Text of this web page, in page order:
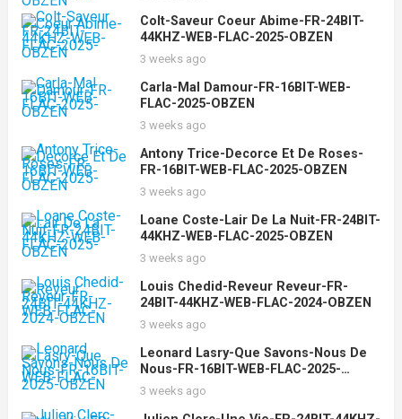
Colt-Saveur Coeur Abime-FR-24BIT-
44KHZ-WEB-FLAC-2025-OBZEN
3 weeks ago
Carla-Mal Damour-FR-16BIT-WEB-
FLAC-2025-OBZEN
3 weeks ago
Antony Trice-Decorce Et De Roses-
FR-16BIT-WEB-FLAC-2025-OBZEN
3 weeks ago
Loane Coste-Lair De La Nuit-FR-24BIT-
44KHZ-WEB-FLAC-2025-OBZEN
3 weeks ago
Louis Chedid-Reveur Reveur-FR-
24BIT-44KHZ-WEB-FLAC-2024-OBZEN
3 weeks ago
Leonard Lasry-Que Savons-Nous De
Nous-FR-16BIT-WEB-FLAC-2025-
OBZEN
3 weeks ago